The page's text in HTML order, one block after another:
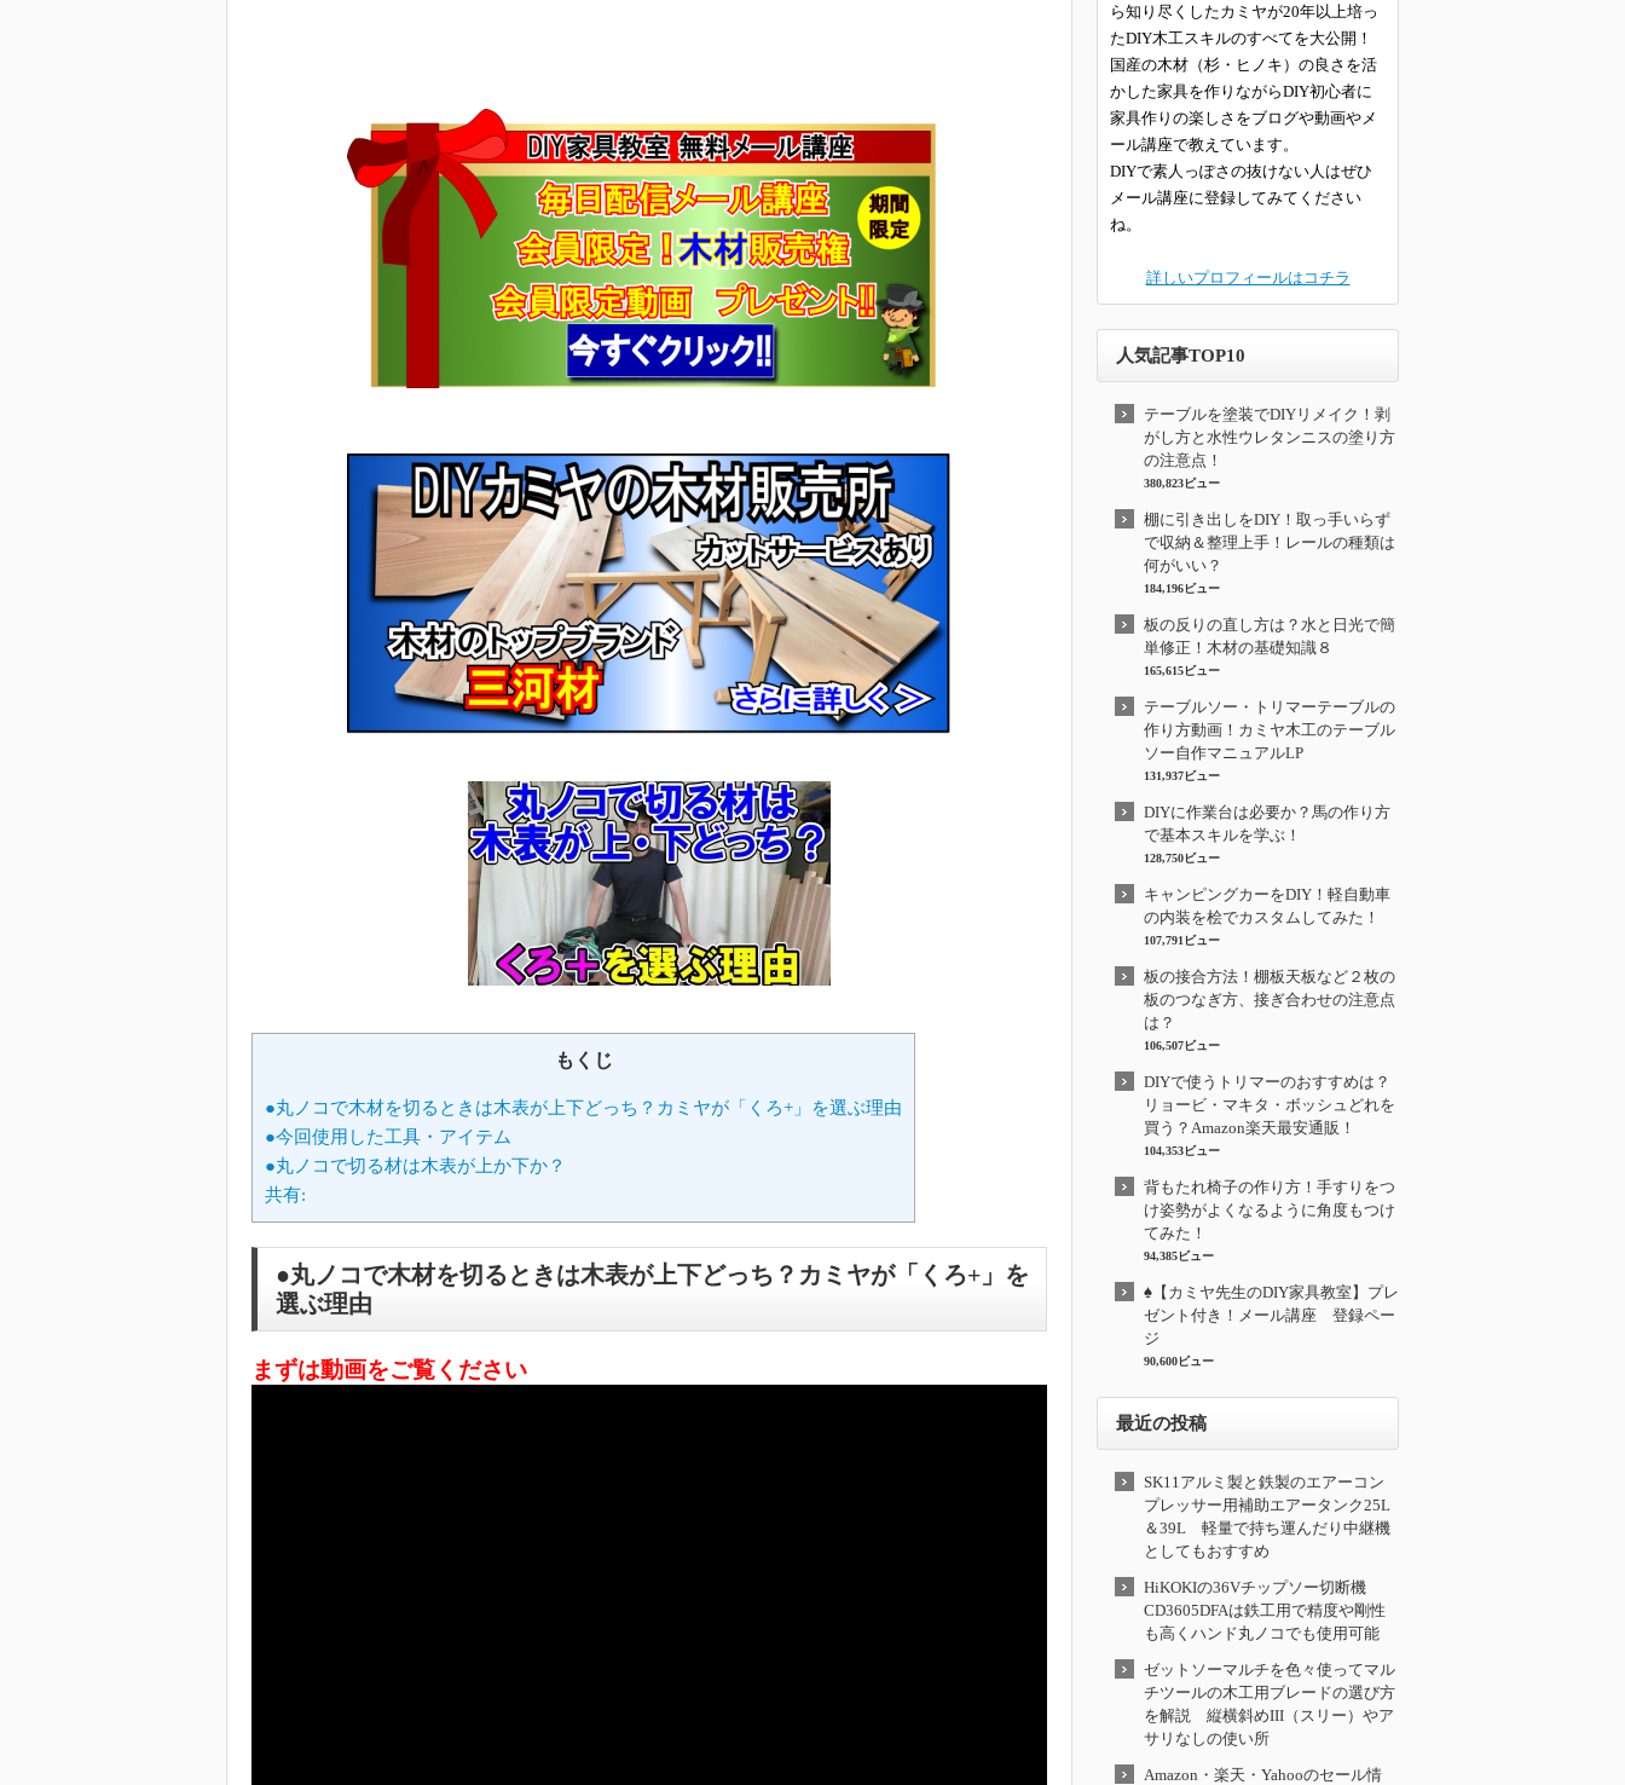
もくじ
●丸ノコで木材を切るときは木表が上下どっち？カミヤが「くろ+」を選ぶ理由
●今回使用した工具・アイテム
●丸ノコで切る材は木表が上か下か？
共有:
●丸ノコで木材を切るときは木表が上下どっち？カミヤが「くろ+」を
選ぶ理由
まずは動画をご覧ください
ら知り尽くしたカミヤが20年以上培っ
たDIY木工スキルのすべてを大公開！
国産の木材（杉・ヒノキ）の良さを活
かした家具を作りながらDIY初心者に
家具作りの楽しさをブログや動画やメ
ール講座で教えています。
DIYで素人っぽさの抜けない人はぜひ
メール講座に登録してみてください
ね。
詳しいプロフィールはコチラ
人気記事TOP10
テーブルを塗装でDIYリメイク！剥
がし方と水性ウレタンニスの塗り方
の注意点！
380,823ビュー
棚に引き出しをDIY！取っ手いらず
で収納＆整理上手！レールの種類は
何がいい？
184,196ビュー
板の反りの直し方は？水と日光で簡
単修正！木材の基礎知識８
165,615ビュー
テーブルソー・トリマーテーブルの
作り方動画！カミヤ木工のテーブル
ソー自作マニュアルLP
131,937ビュー
DIYに作業台は必要か？馬の作り方
で基本スキルを学ぶ！
128,750ビュー
キャンピングカーをDIY！軽自動車
の内装を桧でカスタムしてみた！
107,791ビュー
板の接合方法！棚板天板など２枚の
板のつなぎ方、接ぎ合わせの注意点
は？
106,507ビュー
DIYで使うトリマーのおすすめは？
リョービ・マキタ・ボッシュどれを
買う？Amazon楽天最安通販！
104,353ビュー
背もたれ椅子の作り方！手すりをつ
け姿勢がよくなるように角度もつけ
てみた！
94,385ビュー
♠【カミヤ先生のDIY家具教室】プレ
ゼント付き！メール講座 登録ペー
ジ
90,600ビュー
最近の投稿
SK11アルミ製と鉄製のエアーコン
プレッサー用補助エアータンク25L
＆39L 軽量で持ち運んだり中継機
としてもおすすめ
HiKOKIの36Vチップソー切断機
CD3605DFAは鉄工用で精度や剛性
も高くハンド丸ノコでも使用可能
ゼットソーマルチを色々使ってマル
チツールの木工用ブレードの選び方
を解説 縦横斜めIII（スリー）やア
サリなしの使い所
Amazon・楽天・Yahooのセール情